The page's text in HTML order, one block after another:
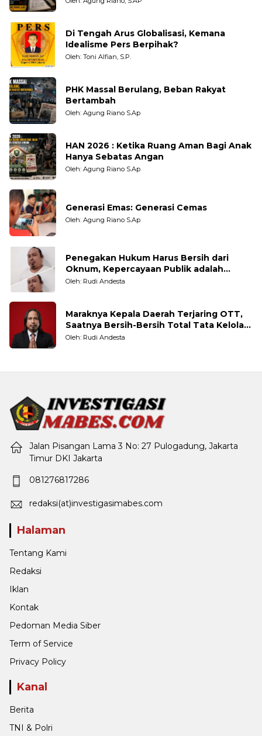
Di Tengah Arus Globalisasi, Kemana
Idealisme Pers Berpihak?
Oleh: Toni Alfian, S.P.
PHK Massal Berulang, Beban Rakyat
Bertambah
Oleh: Agung Riano S.Ap
HAN 2026 : Ketika Ruang Aman Bagi Anak
Hanya Sebatas Angan
Oleh: Agung Riano S.Ap
Generasi Emas: Generasi Cemas
Oleh: Agung Riano S.Ap
Penegakan Hukum Harus Bersih dari
Oknum, Kepercayaan Publik adalah
Taruhannya
Oleh: Rudi Andesta
Maraknya Kepala Daerah Terjaring OTT,
Saatnya Bersih-Bersih Total Tata Kelola
Pemerintahan
Oleh: Rudi Andesta
Jalan Pisangan Lama 3 No: 27 Pulogadung, Jakarta
Timur DKI Jakarta
081276817286
redaksi(at)investigasimabes.com
Halaman
Tentang Kami
Redaksi
Iklan
Kontak
Pedoman Media Siber
Term of Service
Privacy Policy
Kanal
Berita
TNI & Polri